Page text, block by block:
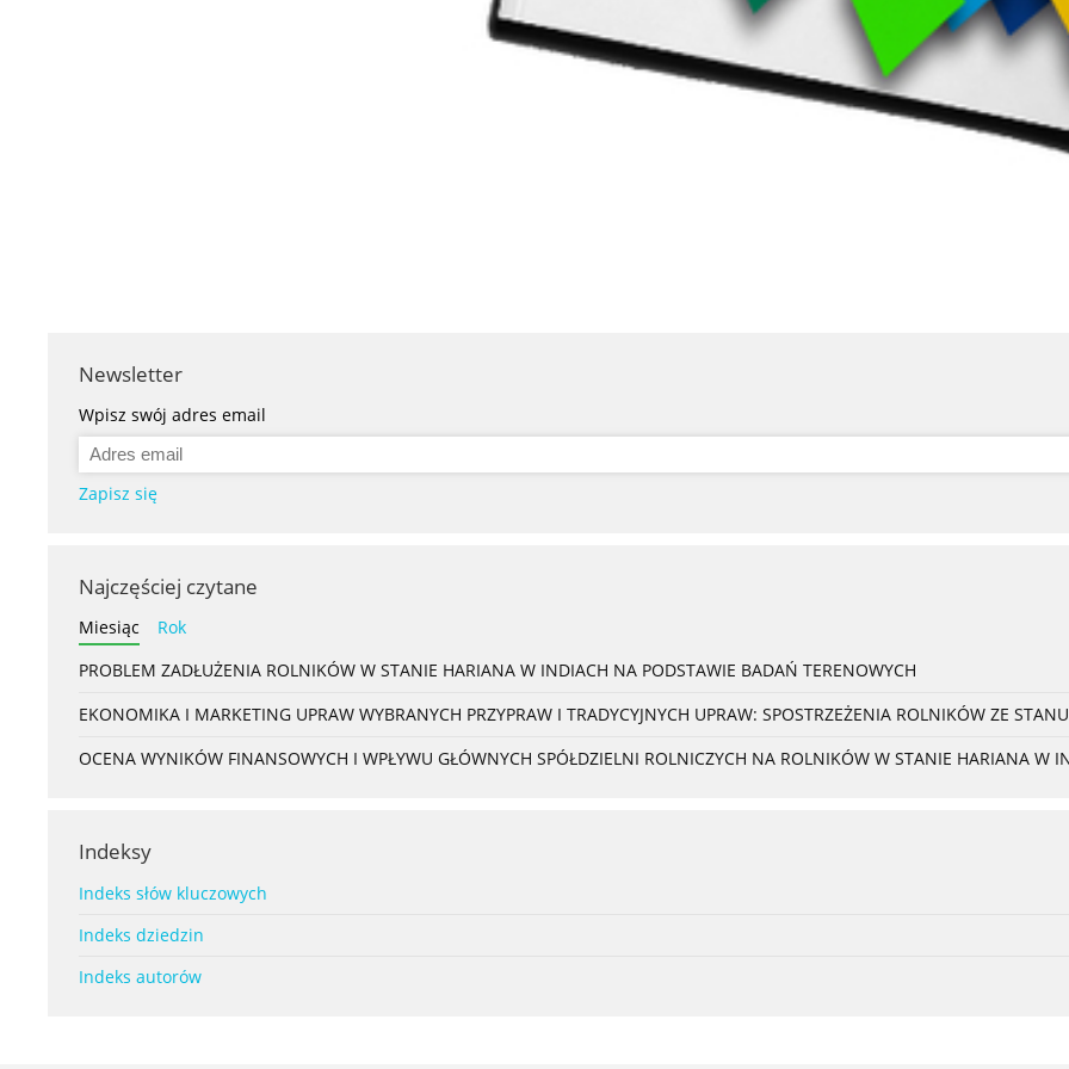
Newsletter
Wpisz swój adres email
Zapisz się
Najczęściej czytane
Miesiąc
Rok
PROBLEM ZADŁUŻENIA ROLNIKÓW W STANIE HARIANA W INDIACH NA PODSTAWIE BADAŃ TERENOWYCH
EKONOMIKA I MARKETING UPRAW WYBRANYCH PRZYPRAW I TRADYCYJNYCH UPRAW: SPOSTRZEŻENIA ROLNIKÓW ZE
OCENA WYNIKÓW FINANSOWYCH I WPŁYWU GŁÓWNYCH SPÓŁDZIELNI ROLNICZYCH NA ROLNIKÓW W STANIE HARIANA W
Indeksy
Indeks słów kluczowych
Indeks dziedzin
Indeks autorów